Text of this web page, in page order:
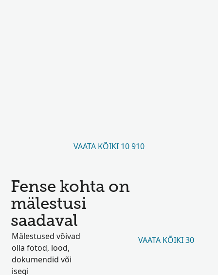
VAATA KÕIKI 10 910
Fense kohta on
mälestusi
saadaval
Mälestused võivad
olla fotod, lood,
dokumendid või
isegi
VAATA KÕIKI 30